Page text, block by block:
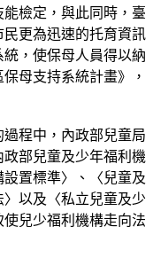
檢定，與此同時，臺
更為迅速的托育資訊
，使保母人員得以納
母支持系統計畫》，
程中，內政部兒童局
部兒童及少年福利機
置標準〉、〈兒童及
以及〈私立兒童及少
兒少福利機構走向法